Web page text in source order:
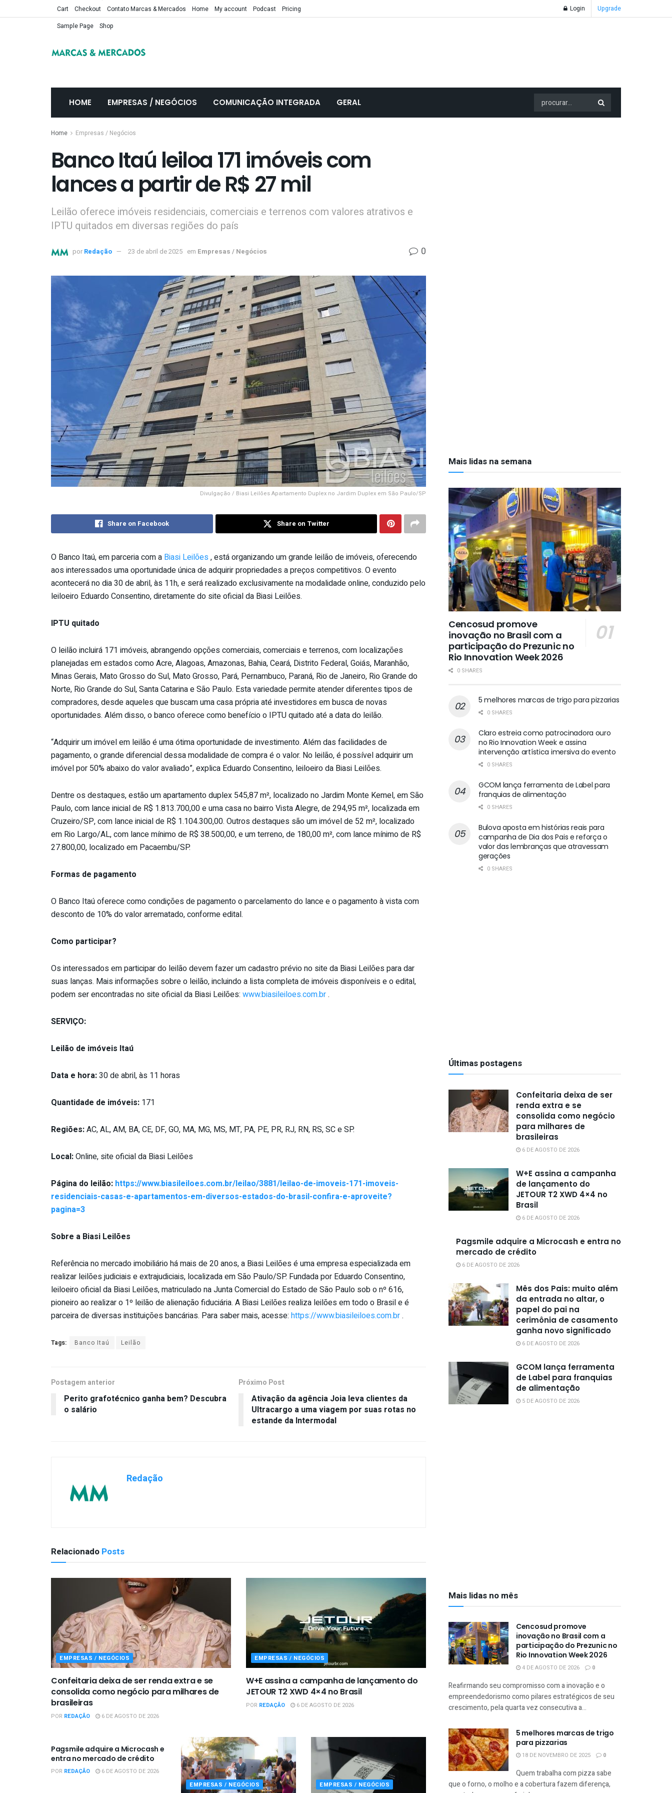
Cart Checkout Contato Marcas & Mercados Home My account Podcast
Pricing
Sample Page
Shop
Login Upgrade
HOME EMPRESAS / NEGÓCIOS COMUNICAÇÃO INTEGRADA GERAL
Home Empresas / Negócios
Banco Itaú leiloa 171 imóveis com
lances a partir de R$ 27 mil
Leilão oferece imóveis residenciais, comerciais e terrenos com valores atrativos e
IPTU quitados em diversas regiões do país
por Redação 23 de abril de 2025 em Empresas / Negócios 0
Divulgação / Biasi Leilões Apartamento Duplex no Jardim Duplex em São Paulo/SP
Share on Facebook Share on Twitter
O Banco Itaú, em parceria com a Biasi Leilões , está organizando um grande leilão de imóveis, oferecendo
aos interessados uma oportunidade única de adquirir propriedades a preços competitivos. O evento
acontecerá no dia 30 de abril, às 11h, e será realizado exclusivamente na modalidade online, conduzido pelo
leiloeiro Eduardo Consentino, diretamente do site oficial da Biasi Leilões.
IPTU quitado
O leilão incluirá 171 imóveis, abrangendo opções comerciais, comerciais e terrenos, com localizações
planejadas em estados como Acre, Alagoas, Amazonas, Bahia, Ceará, Distrito Federal, Goiás, Maranhão,
Minas Gerais, Mato Grosso do Sul, Mato Grosso, Pará, Pernambuco, Paraná, Rio de Janeiro, Rio Grande do
Norte, Rio Grande do Sul, Santa Catarina e São Paulo. Esta variedade permite atender diferentes tipos de
compradores, desde aqueles que buscam uma casa própria até investidores em busca de novas
oportunidades. Além disso, o banco oferece como benefício o IPTU quitado até a data do leilão.
“Adquirir um imóvel em leilão é uma ótima oportunidade de investimento. Além das facilidades de
pagamento, o grande diferencial dessa modalidade de compra é o valor. No leilão, é possível adquirir um
imóvel por 50% abaixo do valor avaliado”, explica Eduardo Consentino, leiloeiro da Biasi Leilões.
Dentre os destaques, estão um apartamento duplex 545,87 m², localizado no Jardim Monte Kemel, em São
Paulo, com lance inicial de R$ 1.813.700,00 e uma casa no bairro Vista Alegre, de 294,95 m², localizada em
Cruzeiro/SP, com lance inicial de R$ 1.104.300,00. Outros destaques são um imóvel de 52 m², localizado
em Rio Largo/AL, com lance mínimo de R$ 38.500,00, e um terreno, de 180,00 m², com lance mínimo de R$
27.800,00, localizado em Pacaembu/SP.
Formas de pagamento
O Banco Itaú oferece como condições de pagamento o parcelamento do lance e o pagamento à vista com
desconto de 10% do valor arrematado, conforme edital.
Como participar?
Os interessados em participar do leilão devem fazer um cadastro prévio no site da Biasi Leilões para dar
suas lanças. Mais informações sobre o leilão, incluindo a lista completa de imóveis disponíveis e o edital,
podem ser encontradas no site oficial da Biasi Leilões: www.biasileiloes.com.br.
SERVIÇO:
Leilão de imóveis Itaú
Data e hora:30 de abril, às 11 horas
Quantidade de imóveis: 171
Regiões:AC, AL, AM, BA, CE, DF, GO, MA, MG, MS, MT, PA, PE, PR, RJ, RN, RS, SC e SP.
Local:Online, site oficial da Biasi Leilões
Página do leilão: https://www.biasileiloes.com.br/leilao/3881/leilao-de-imoveis-171-imoveis-
residenciais-casas-e-apartamentos-em-diversos-estados-do-brasil-confira-e-aproveite?
pagina=3
Sobre a Biasi Leilões
Referência no mercado imobiliário há mais de 20 anos, a Biasi Leilões é uma empresa especializada em
realizar leilões judiciais e extrajudiciais, localizada em São Paulo/SP. Fundada por Eduardo Consentino,
leiloeiro oficial da Biasi Leilões, matriculado na Junta Comercial do Estado de São Paulo sob o nº 616,
pioneiro ao realizar o 1º leilão de alienação fiduciária. A Biasi Leilões realiza leilões em todo o Brasil e é
parceira de diversas instituições bancárias. Para saber mais, acesse: https://www.biasileiloes.com.br.
Tags: Banco Itaú Leilão
Postagem anterior
Perito grafotécnico ganha bem? Descubra
o salário
Próximo Post
Ativação da agência Joia leva clientes da
Ultracargo a uma viagem por suas rotas no
estande da Intermodal
Redação
Relacionado Posts
EMPRESAS / NEGÓCIOS
Confeitaria deixa de ser renda extra e se
consolida como negócio para milhares de
brasileiras
POR REDAÇÃO 6 DE AGOSTO DE 2026
EMPRESAS / NEGÓCIOS
W+E assina a campanha de lançamento do
JETOUR T2 XWD 4×4 no Brasil
POR REDAÇÃO 6 DE AGOSTO DE 2026
Pagsmile adquire a Microcash e
entra no mercado de crédito
POR REDAÇÃO
6 DE AGOSTO DE 2026
EMPRESAS / NEGÓCIOS
EMPRESAS / NEGÓCIOS
Mais lidas na semana
Cencosud promove
inovação no Brasil com a
participação do Prezunic no
Rio Innovation Week 2026
0 SHARES
5 melhores marcas de trigo para pizzarias
0 SHARES
Claro estreia como patrocinadora ouro
no Rio Innovation Week e assina
intervenção artística imersiva do evento
0 SHARES
GCOM lança ferramenta de Label para
franquias de alimentação
0 SHARES
Bulova aposta em histórias reais para
campanha de Dia dos Pais e reforça o
valor das lembranças que atravessam
gerações
0 SHARES
Últimas postagens
Confeitaria deixa de ser
renda extra e se
consolida como negócio
para milhares de
brasileiras
6 DE AGOSTO DE 2026
W+E assina a campanha
de lançamento do
JETOUR T2 XWD 4×4 no
Brasil
6 DE AGOSTO DE 2026
Pagsmile adquire a Microcash e entra no
mercado de crédito
6 DE AGOSTO DE 2026
Mês dos Pais: muito além
da entrada no altar, o
papel do pai na
cerimônia de casamento
ganha novo significado
6 DE AGOSTO DE 2026
GCOM lança ferramenta
de Label para franquias
de alimentação
5 DE AGOSTO DE 2026
Mais lidas no mês
Cencosud promove
inovação no Brasil com a
participação do Prezunic no
Rio Innovation Week 2026
4 DE AGOSTO DE 2026 0
Reafirmando seu compromisso com a inovação e o
empreendedorismo como pilares estratégicos de seu
crescimento, pela quarta vez consecutiva a...
5 melhores marcas de trigo
para pizzarias
18 DE NOVEMBRO DE 2025 0
Quem trabalha com pizza sabe
que o forno, o molho e a cobertura fazem diferença,